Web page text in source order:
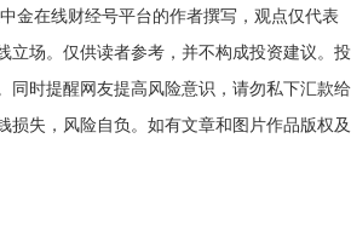
金在线财经号平台的作者撰写，观点仅代表
立场。仅供读者参考，并不构成投资建议。投
同时提醒网友提高风险意识，请勿私下汇款给
损失，风险自负。如有文章和图片作品版权及